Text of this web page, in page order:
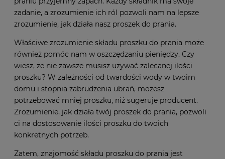
zadanie, a zrozumienie ich ról pozwoli nam na lepsze
zrozumienie, jak działa nasz proszek do prania.
Właściwe zrozumienie składu proszku do prania może
również pomóc nam w oszczędzaniu pieniędzy. Czy
wiesz, że nie zawsze musisz używać zalecanej ilości
proszku? W zależności od twardości wody w twoim
domu i stopnia zabrudzenia ubrań, możesz
potrzebować mniej proszku, niż sugeruje producent.
Zrozumienie, jak działa twój proszek do prania, pozwoli
ci na dostosowanie ilości proszku do twoich
konkretnych potrzeb.
Zatem, znajomość składu proszku do prania jest